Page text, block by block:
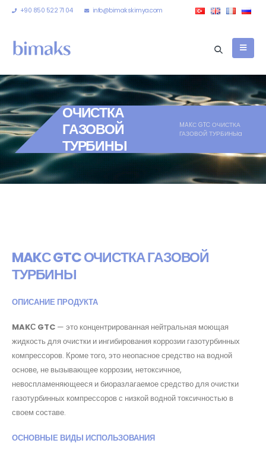
+90 850 522 71 04 info@bimakskimya.com
ОЧИСТКА
ГАЗОВОЙ
ТУРБИНЫ
MAKС GTC ОЧИСТКА
ГАЗОВОЙ ТУРБИНЫa
MAKС GTC ОЧИСТКА ГАЗОВОЙ
ТУРБИНЫ
ОПИСАНИЕ ПРОДУКТА
MAKС GTC — это концентрированная нейтральная моющая
жидкость для очистки и ингибирования коррозии газотурбинных
компрессоров. Кроме того, это неопасное средство на водной
основе, не вызывающее коррозии, нетоксичное,
невоспламеняющееся и биоразлагаемое средство для очистки
газотурбинных компрессоров с низкой водной токсичностью в
своем составе.
ОСНОВНЫЕ ВИДЫ ИСПОЛЬЗОВАНИЯ